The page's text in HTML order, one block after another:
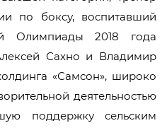
по боксу, воспитавший
Олимпиады 2018 года
Сахно и Владимир
«Самсон», широко
деятельностью
поддержку сельским